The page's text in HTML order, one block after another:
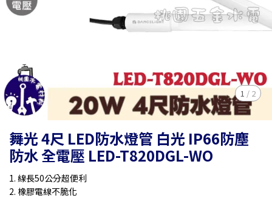
1 / 2
舞光 4尺 LED防水燈管 白光 IP66防塵
防水 全電壓 LED-T820DGL-WO
1. 線長50公分超便利
2. 橡膠電線不脆化